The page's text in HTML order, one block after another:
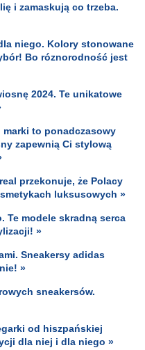
i zamaskują co trzeba.
niego. Kolory stonowane
Bo róznorodność jest
2024. Te unikatowe
to ponadczasowy
zapewnią Ci stylową
przekonuje, że Polacy
luksusowych »
Te modele skradną serca
»
Sneakersy adidas
»
sneakersów.
od hiszpańskiej
dla niej i dla niego »